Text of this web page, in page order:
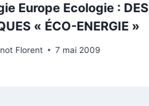
Europe Ecologie : DES
« ÉCO-ENERGIE »
Florent 7 mai 2009